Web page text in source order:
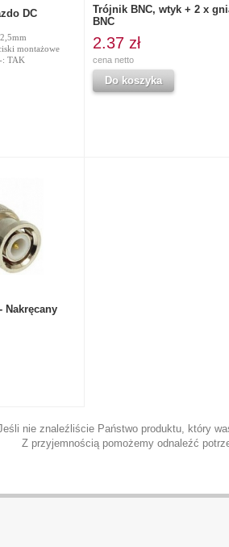
DC
montażowe
: TAK
Trójnik BNC, wtyk + 2 x
BNC
2.37 zł
cena netto
Do koszyka
Nakręcany
nie znaleźliście Państwo produktu, który
Z przyjemnością pomożemy odnaleźć